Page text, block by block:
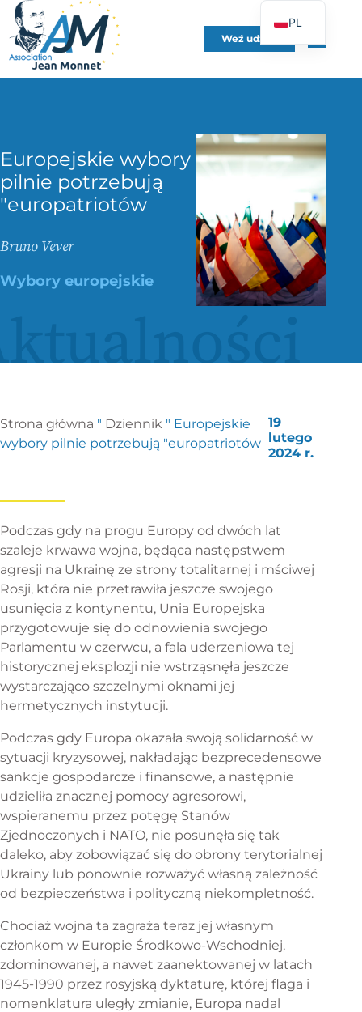
Weź udział
Europejskie wybory
pilnie potrzebują
"europatriotów
Bruno Vever
Wybory europejskie
Strona główna " Dziennik " Europejskie
wybory pilnie potrzebują "europatriotów
19
lutego
2024 r.
Podczas gdy na progu Europy od dwóch lat
szaleje krwawa wojna, będąca następstwem
agresji na Ukrainę ze strony totalitarnej i mściwej
Rosji, która nie przetrawiła jeszcze swojego
usunięcia z kontynentu, Unia Europejska
przygotowuje się do odnowienia swojego
Parlamentu w czerwcu, a fala uderzeniowa tej
historycznej eksplozji nie wstrząsnęła jeszcze
wystarczająco szczelnymi oknami jej
hermetycznych instytucji.
Podczas gdy Europa okazała swoją solidarność w
sytuacji kryzysowej, nakładając bezprecedensowe
sankcje gospodarcze i finansowe, a następnie
udzieliła znacznej pomocy agresorowi,
wspieranemu przez potęgę Stanów
Zjednoczonych i NATO, nie posunęła się tak
daleko, aby zobowiązać się do obrony terytorialnej
Ukrainy lub ponownie rozważyć własną zależność
od bezpieczeństwa i polityczną niekompletność.
Chociaż wojna ta zagraża teraz jej własnym
członkom w Europie Środkowo-Wschodniej,
zdominowanej, a nawet zaanektowanej w latach
1945-1990 przez rosyjską dyktaturę, której flaga i
nomenklatura uległy zmianie, Europa nadal
PL
FR
EN
IT
UK